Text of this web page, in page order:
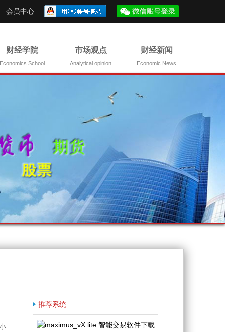
会员中心
财经学院
Economics School
市场观点
Analytical opinion
财经新闻
Economic News
推荐系统